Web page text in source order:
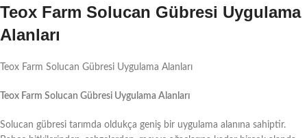
Teox Farm Solucan Gübresi Uygulama
Alanları
Teox Farm Solucan Gübresi Uygulama Alanları
Teox Farm Solucan Gübresi Uygulama Alanları
Solucan gübresi tarımda oldukça geniş bir uygulama alanına sahiptir.